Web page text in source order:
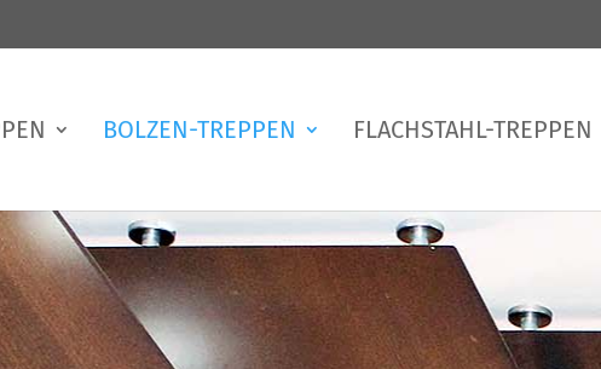
BOLZEN-TREPPEN FLACHSTAHL-TREPPEN